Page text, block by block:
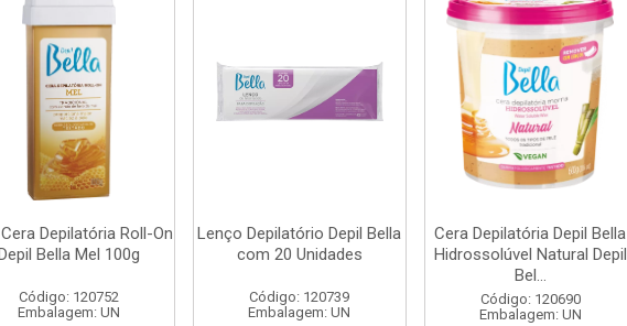
Depilatória Roll-On
Bella Mel 100g
Código: 120752
Embalagem: UN
Lenço Depilatório Depil Bella
com 20 Unidades
Código: 120739
Embalagem: UN
Cera Depilatória Depil Bella
Hidrossolúvel Natural Depil
Bel...
Código: 120690
Embalagem: UN